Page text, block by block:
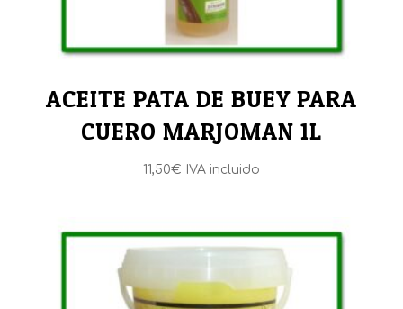
ACEITE PATA DE BUEY PARA
CUERO MARJOMAN 1L
11,50€ IVA incluido